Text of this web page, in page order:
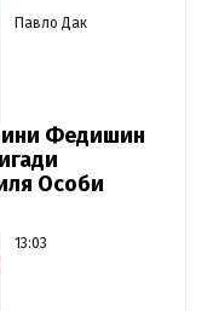
Павло Дак
Федишин
Особи
13:03